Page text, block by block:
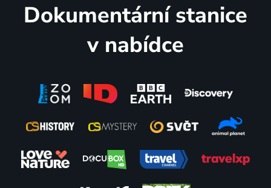
Dokumentární stanice
v nabídce